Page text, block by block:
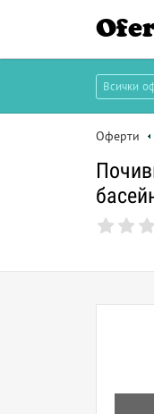
Всички
Оферти